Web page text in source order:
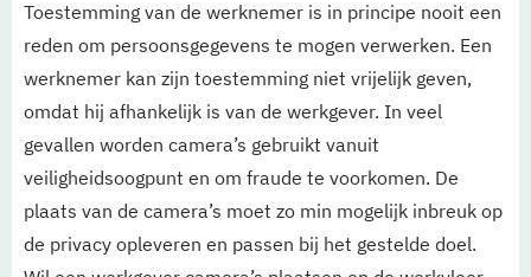
Toestemming van de werknemer is in principe nooit een
reden om persoonsgegevens te mogen verwerken. Een
werknemer kan zijn toestemming niet vrijelijk geven,
omdat hij afhankelijk is van de werkgever. In veel
gevallen worden camera’s gebruikt vanuit
veiligheidsoogpunt en om fraude te voorkomen. De
plaats van de camera’s moet zo min mogelijk inbreuk op
de privacy opleveren en passen bij het gestelde doel.